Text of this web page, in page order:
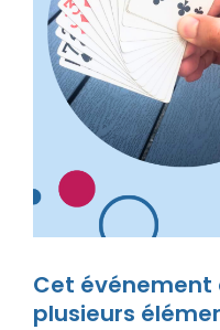
Cet événement
plusieurs